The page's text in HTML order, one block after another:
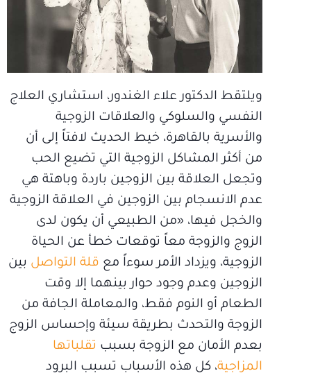
ويلتقط الدكتور علاء الغندور، استشاري العلاج
النفسي والسلوكي والعلاقات الزوجية
والأسرية بالقاهرة، خيط الحديث لافتاً إلى أن
من أكثر المشاكل الزوجية التي تضيع الحب
وتجعل العلاقة بين الزوجين باردة وباهتة هي
عدم الانسجام بين الزوجين في العلاقة الزوجية
والخجل فيها، «من الطبيعي أن يكون لدى
الزوج والزوجة معاً توقعات خطأ عن الحياة
الزوجية، ويزداد الأمر سوءاً مع قلة التواصل بين
الزوجين وعدم وجود حوار بينهما إلا وقت
الطعام أو النوم فقط، والمعاملة الجافة من
الزوجة والتحدث بطريقة سيئة وإحساس الزوج
بعدم الأمان مع الزوجة بسبب تقلباتها
المزاجية، كل هذه الأسباب تسبب البرود